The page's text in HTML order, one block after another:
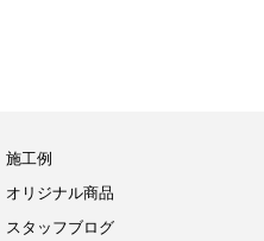
施工例
オリジナル商品
スタッフブログ